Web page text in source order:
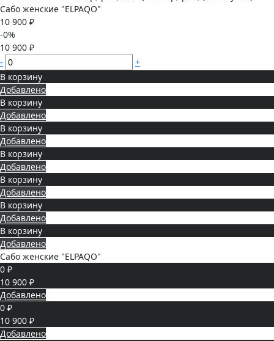
Сабо женские "ELPAQO"
10 900 ₽
-0%
10 900 ₽
-
+
В корзину
Добавлено
В корзину
Добавлено
В корзину
Добавлено
В корзину
Добавлено
В корзину
Добавлено
В корзину
Добавлено
В корзину
Добавлено
Сабо женские "ELPAQO"
0 ₽
10 900 ₽
Добавлено
0 ₽
10 900 ₽
Добавлено